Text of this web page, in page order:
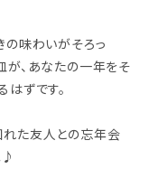
の味わいがそろっ
、あなたの一年をそ
ずです。
れた友人との忘年会
♪